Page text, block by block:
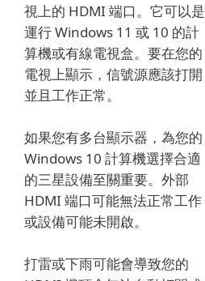
視上的 HDMI 端口。 它可以是
運行 Windows 11 或 10 的計
算機或有線電視盒。 要在您的
電視上顯示，信號源應該打開
並且工作正常。
如果您有多台顯示器，為您的
Windows 10 計算機選擇合適
的三星設備至關重要。 外部
HDMI 端口可能無法正常工作
或設備可能未開啟。
打雷或下雨可能會導致您的